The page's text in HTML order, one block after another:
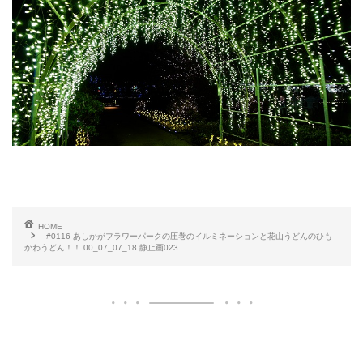
HOME
#0116 あしかがフラワーパークの圧巻のイルミネーションと花山うどんのひも
かわうどん！！.00_07_07_18.静止画023